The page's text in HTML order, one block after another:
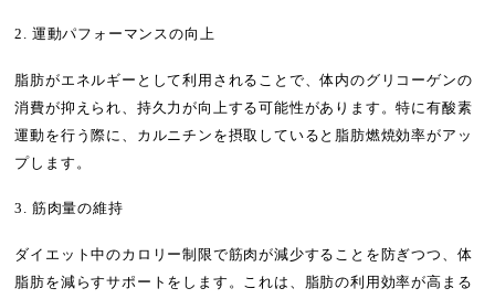
2. 運動パフォーマンスの向上
脂肪がエネルギーとして利用されることで、体内のグリコーゲンの
消費が抑えられ、持久力が向上する可能性があります。特に有酸素
運動を行う際に、カルニチンを摂取していると脂肪燃焼効率がアッ
プします。
3. 筋肉量の維持
ダイエット中のカロリー制限で筋肉が減少することを防ぎつつ、体
脂肪を減らすサポートをします。これは、脂肪の利用効率が高まる